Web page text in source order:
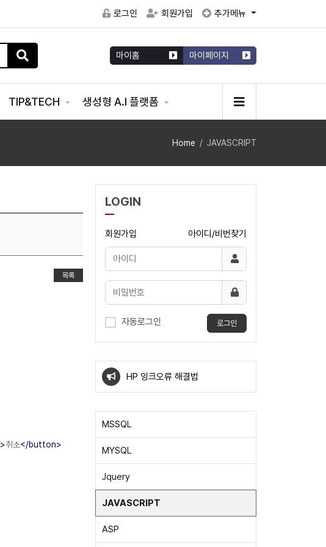
로그인 회원가입 추가메뉴
마이홈 마이페이지
TIP&TECH 생성형 A.I 플랫폼
Home JAVASCRIPT
목록
>취소</button>
LOGIN
회원가입 아이디/비번찾기
자동로그인 로그인
windows10 우클릭 메뉴에 특정
프로그램 확장자 바로열기
HP 잉크오류 해결법
프로그램 확장자 바로열기
HP 잉크오류 해결법
MSSQL
MYSQL
Jquery
JAVASCRIPT
ASP